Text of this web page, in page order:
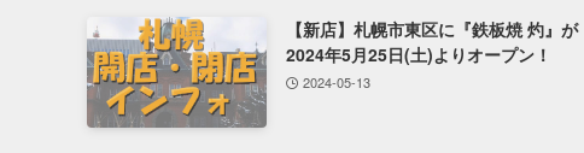
【新店】札幌市東区に『鉄板焼 灼』が
2024年5月25日(土)よりオープン！
2024-05-13